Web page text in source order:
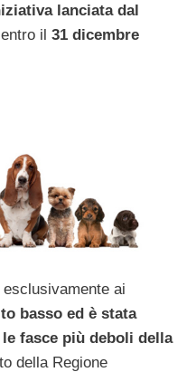
lanciata dal
il 31 dicembre
ai
basso ed è stata
fasce più deboli della
della Regione